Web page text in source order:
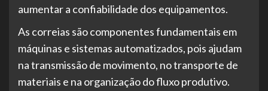
aumentar a confiabilidade dos equipamentos.
As correias são componentes fundamentais em
máquinas e sistemas automatizados, pois ajudam
na transmissão de movimento, no transporte de
materiais e na organização do fluxo produtivo.